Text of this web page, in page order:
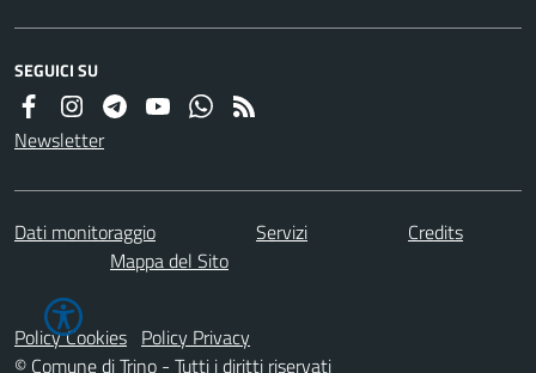
SEGUICI SU
Newsletter
Dati monitoraggio Servizi
Credits
Mappa del Sito
Policy Cookies Policy Privacy
© Comune di Trino - Tutti i diritti riservati